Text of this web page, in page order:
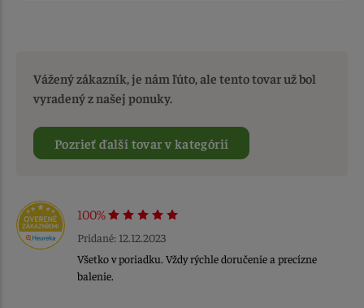
Vážený zákazník, je nám ľúto, ale tento tovar už bol
vyradený z našej ponuky.
Pozrieť ďalší tovar v kategórií
100%
Pridané: 12.12.2023
Všetko v poriadku. Vždy rýchle doručenie a precízne
balenie.